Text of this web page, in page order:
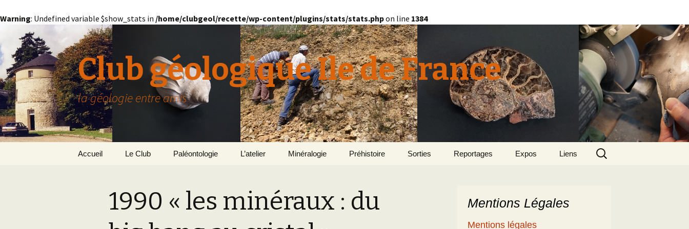
Warning: Undefined variable $show_stats in /home/clubgeol/recette/wp-content/plugins/stats/stats.phpon line 1384
Club géologique Ile de France
la géologie entre amis
Accueil Le Club
Paris
Grignon
Paléontologie
Le Bassin Parisien
Géomorphologie du
Bassin Parisien
Le Domaine de Grignon
L’atelier Minéralogie Préhistoire Sorties Reportages
Henri
Le patrimoine
Expos Liens
Rechercher :
1990 « les minéraux : du
Mentions Légales
Mentions légales